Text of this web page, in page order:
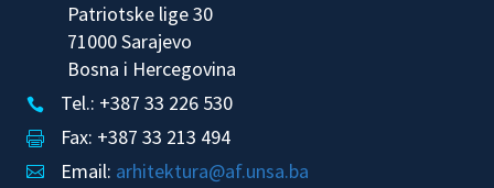
Patriotske lige 30
71000 Sarajevo
Bosna i Hercegovina

 Tel.: +387 33 226 530

 Fax: +387 33 213 494

 Email: arhitektura@af.unsa.ba